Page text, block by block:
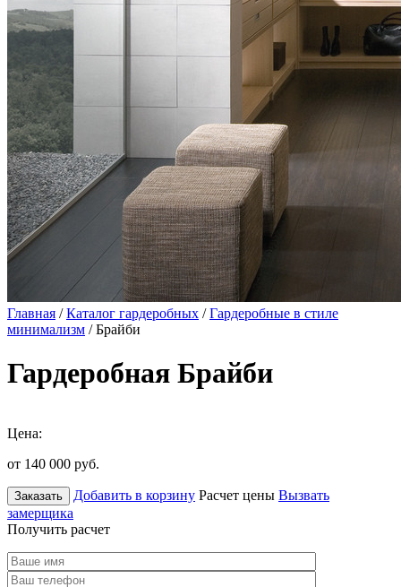
Главная /Каталог гардеробных /Гардеробные в стиле
минимализм / Брайби
Гардеробная Брайби
Цена:
от 140 000 руб.
Заказать Добавить в корзину Расчет цены Вызвать
замерщика
Получить расчет